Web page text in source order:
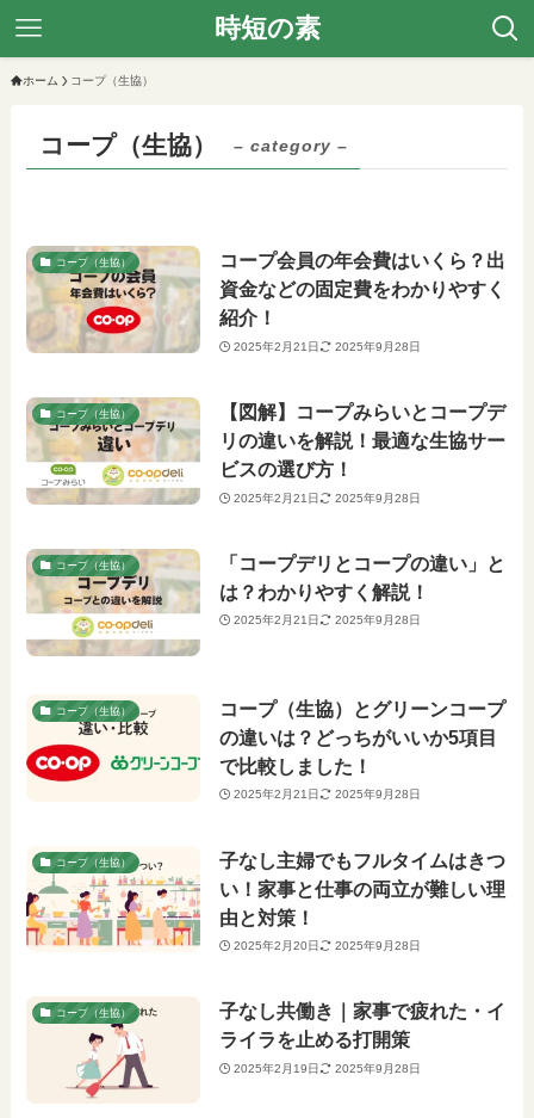
時短の素
ホーム コープ（生協）
コープ（生協） – category –
コープ（生協）
コープ会員の年会費はいくら？出
資金などの固定費をわかりやすく
紹介！
2025年2月21日 2025年9月28日
コープ（生協）
【図解】コープみらいとコープデ
リの違いを解説！最適な生協サー
ビスの選び方！
2025年2月21日 2025年9月28日
コープ（生協）
「コープデリとコープの違い」と
は？わかりやすく解説！
2025年2月21日 2025年9月28日
コープ（生協）
コープ（生協）とグリーンコープ
の違いは？どっちがいいか5項目
で比較しました！
2025年2月21日 2025年9月28日
コープ（生協）
子なし主婦でもフルタイムはきつ
い！家事と仕事の両立が難しい理
由と対策！
2025年2月20日 2025年9月28日
コープ（生協）
子なし共働き｜家事で疲れた・イ
ライラを止める打開策
2025年2月19日 2025年9月28日